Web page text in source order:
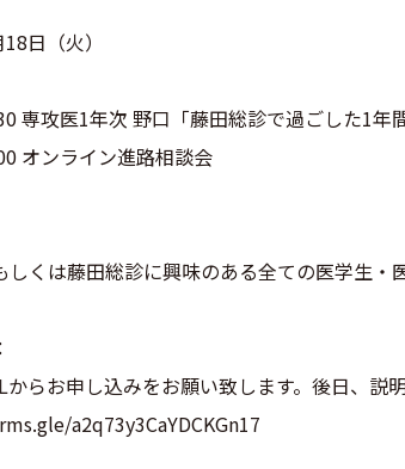
日（火）
専攻医1年次 野口「藤田総診で過ごした1年間
オンライン進路相談会
しくは藤田総診に興味のある全ての医学生・
からお申し込みをお願い致します。後日、説
a2q73y3CaYDCKGn17